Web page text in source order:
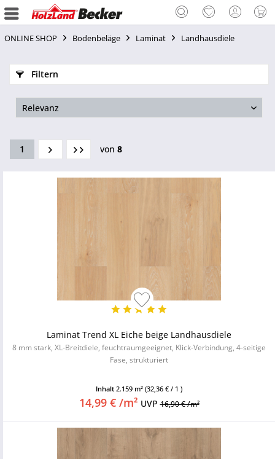
ONLINE SHOP Bodenbeläge Laminat Landhausdiele
Filtern
1 von 8
Laminat Trend XL Eiche beige Landhausdiele
8 mm stark, XL-Breitdiele, feuchtraumgeeignet, Klick-Verbindung, 4-seitige
Fase, strukturiert
Inhalt 2.159 m² (32,36 € / 1 )
14,99 € /m² UVP16,90 € /m²